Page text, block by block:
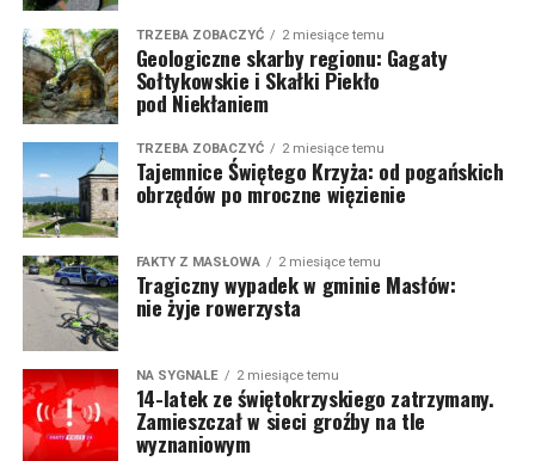
TRZEBA ZOBACZYĆ 2 miesiące temu
Geologiczne skarby regionu: Gagaty
Sołtykowskie i Skałki Piekło
pod Niekłaniem
TRZEBA ZOBACZYĆ 2 miesiące temu
Tajemnice Świętego Krzyża: od pogańskich
obrzędów po mroczne więzienie
FAKTY Z MASŁOWA 2 miesiące temu
Tragiczny wypadek w gminie Masłów:
nie żyje rowerzysta
NA SYGNALE 2 miesiące temu
14-latek ze świętokrzyskiego zatrzymany.
Zamieszczał w sieci groźby na tle
wyznaniowym